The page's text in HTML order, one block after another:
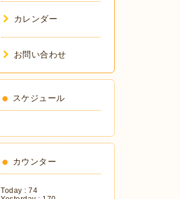
カレンダー
お問い合わせ
スケジュール
カウンター
Today : 74